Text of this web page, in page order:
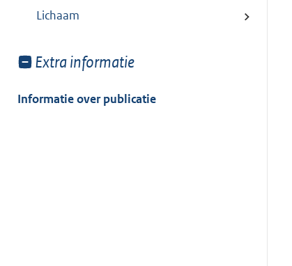
van:
Lichaam
Toon
van:
Extra informatie
Informatie over publicatie